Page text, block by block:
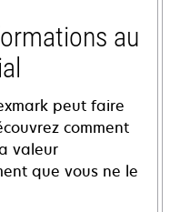
au
peut faire
comment
valeur
que vous ne le